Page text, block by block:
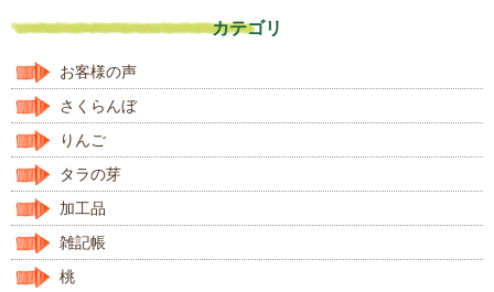
カテゴリ
お客様の声
さくらんぼ
りんご
タラの芽
加工品
雑記帳
桃